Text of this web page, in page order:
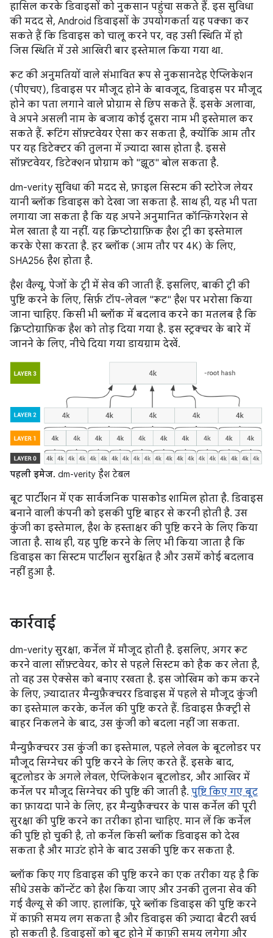
हासिल करके डिवाइसों को नुकसान पहुंचा सकते हैं. इस सुविधा
की मदद से, Android डिवाइसों के उपयोगकर्ता यह पक्का कर
सकते हैं कि डिवाइस को चालू करने पर, वह उसी स्थिति में हो
जिस स्थिति में उसे आखिरी बार इस्तेमाल किया गया था.
रूट की अनुमतियों वाले संभावित रूप से नुकसानदेह ऐप्लिकेशन
(पीएचए), डिवाइस पर मौजूद होने के बावजूद, डिवाइस पर मौजूद
होने का पता लगाने वाले प्रोग्राम से छिप सकते हैं. इसके अलावा,
वे अपने असली नाम के बजाय कोई दूसरा नाम भी इस्तेमाल कर
सकते हैं. रूटिंग सॉफ़्टवेयर ऐसा कर सकता है, क्योंकि आम तौर
पर यह डिटेक्टर की तुलना में ज़्यादा खास होता है. इससे
सॉफ़्टवेयर, डिटेक्शन प्रोग्राम को "झूठ" बोल सकता है.
dm-verity सुविधा की मदद से, फ़ाइल सिस्टम की स्टोरेज लेयर
यानी ब्लॉक डिवाइस को देखा जा सकता है. साथ ही, यह भी पता
लगाया जा सकता है कि यह अपने अनुमानित कॉन्फ़िगरेशन से
मेल खाता है या नहीं. यह क्रिप्टोग्राफ़िक हैश ट्री का इस्तेमाल
करके ऐसा करता है. हर ब्लॉक (आम तौर पर 4K) के लिए,
SHA256 हैश होता है.
हैश वैल्यू, पेजों के ट्री में सेव की जाती हैं. इसलिए, बाकी ट्री की
पुष्टि करने के लिए, सिर्फ़ टॉप-लेवल "रूट" हैश पर भरोसा किया
जाना चाहिए. किसी भी ब्लॉक में बदलाव करने का मतलब है कि
क्रिप्टोग्राफ़िक हैश को तोड़ दिया गया है. इस स्ट्रक्चर के बारे में
जानने के लिए, नीचे दिया गया डायग्राम देखें.
पहली इमेज. dm-verity हैश टेबल
बूट पार्टीशन में एक सार्वजनिक पासकोड शामिल होता है. डिवाइस
बनाने वाली कंपनी को इसकी पुष्टि बाहर से करनी होती है. उस
कुंजी का इस्तेमाल, हैश के हस्ताक्षर की पुष्टि करने के लिए किया
जाता है. साथ ही, यह पुष्टि करने के लिए भी किया जाता है कि
डिवाइस का सिस्टम पार्टीशन सुरक्षित है और उसमें कोई बदलाव
नहीं हुआ है.
कार्रवाई
dm-verity सुरक्षा, कर्नेल में मौजूद होती है. इसलिए, अगर रूट
करने वाला सॉफ़्टवेयर, कोर से पहले सिस्टम को हैक कर लेता है,
तो वह उस ऐक्सेस को बनाए रखता है. इस जोखिम को कम करने
के लिए, ज़्यादातर मैन्युफ़ैक्चरर डिवाइस में पहले से मौजूद कुंजी
का इस्तेमाल करके, कर्नेल की पुष्टि करते हैं. डिवाइस फ़ैक्ट्री से
बाहर निकलने के बाद, उस कुंजी को बदला नहीं जा सकता.
मैन्युफ़ैक्चरर उस कुंजी का इस्तेमाल, पहले लेवल के बूटलोडर पर
मौजूद सिग्नेचर की पुष्टि करने के लिए करते हैं. इसके बाद,
बूटलोडर के अगले लेवल, ऐप्लिकेशन बूटलोडर, और आखिर में
कर्नेल पर मौजूद सिग्नेचर की पुष्टि की जाती है. पुष्टि किए गए बूट
का फ़ायदा पाने के लिए, हर मैन्युफ़ैक्चरर के पास कर्नेल की पूरी
सुरक्षा की पुष्टि करने का तरीका होना चाहिए. मान लें कि कर्नेल
की पुष्टि हो चुकी है, तो कर्नेल किसी ब्लॉक डिवाइस को देख
सकता है और माउंट होने के बाद उसकी पुष्टि कर सकता है.
ब्लॉक किए गए डिवाइस की पुष्टि करने का एक तरीका यह है कि
सीधे उसके कॉन्टेंट को हैश किया जाए और उनकी तुलना सेव की
गई वैल्यू से की जाए. हालांकि, पूरे ब्लॉक डिवाइस की पुष्टि करने
में काफ़ी समय लग सकता है और डिवाइस की ज़्यादा बैटरी खर्च
हो सकती है. डिवाइसों को बूट होने में काफ़ी समय लगेगा और